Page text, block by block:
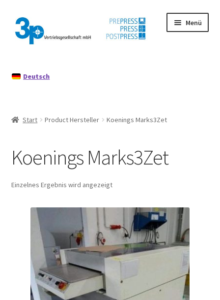
Zur
Navigation
springen
Zum
Inhalt
springen
Menü
Datenschutz
Mein Konto
Deutsch
Start Product Hersteller Koenings Marks3Zet
Koenings Marks3Zet
Einzelnes Ergebnis wird angezeigt